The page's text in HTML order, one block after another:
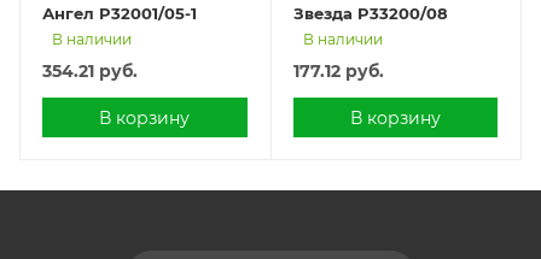
Ангел P32001/05-1
В наличии
354.21 руб.
В корзину
Звезда P33200/08
В наличии
177.12руб.
В корзину